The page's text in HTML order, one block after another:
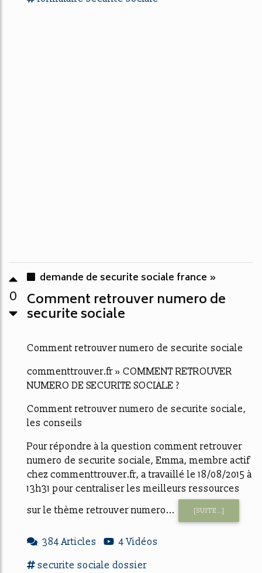
0
demande de securite sociale france »
Comment retrouver numero de
securite sociale
Comment retrouver numero de securite sociale
commenttrouver.fr » COMMENT RETROUVER
NUMERO DE SECURITE SOCIALE ?
Comment retrouver numero de securite sociale,
les conseils
Pour répondre à la question comment retrouver
numero de securite sociale, Emma, membre actif
chez commenttrouver.fr, a travaillé le 18/08/2015 à
13h31 pour centraliser les meilleurs ressources
sur le thème retrouver numero...
[SUITE...]
384 Articles
4 Vidéos
securite sociale dossier